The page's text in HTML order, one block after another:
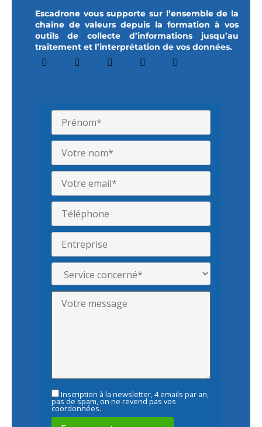
Escadrone vous supporte sur l’ensemble de la
chaîne de valeurs depuis la formation à vos
outils de collecte d’informations jusqu’au
traitement et l’interprétation de vos données.
Inscription à la newsletter, 4 emails par an,
pas de spam, on ne revend pas vos
coordonnées.